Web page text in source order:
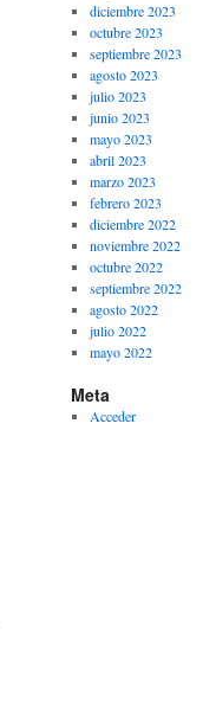
diciembre 2023
octubre 2023
septiembre 2023
agosto 2023
julio 2023
junio 2023
mayo 2023
abril 2023
marzo 2023
febrero 2023
diciembre 2022
noviembre 2022
octubre 2022
septiembre 2022
agosto 2022
julio 2022
mayo 2022
Meta
Acceder